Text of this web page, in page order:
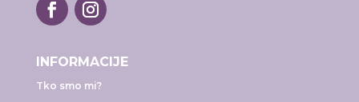
INFORMACIJE
Tko smo mi?